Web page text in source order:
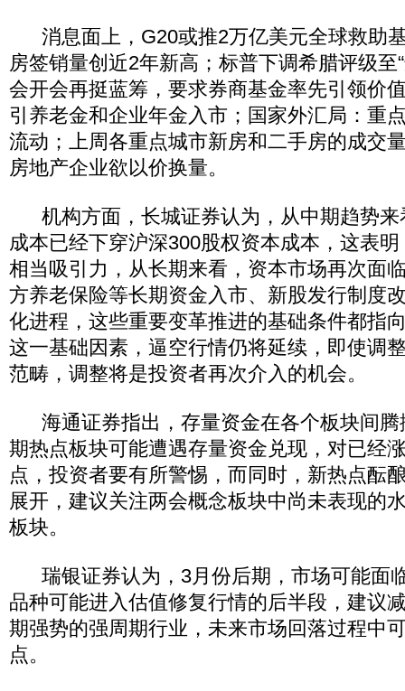
消息面上，G20或推2万亿美元全球救助
房签销量创近2年新高；标普下调希腊评级至
会开会再挺蓝筹，要求券商基金率先引领价
引养老金和企业年金入市；国家外汇局：重
流动；上周各重点城市新房和二手房的成交
房地产企业欲以价换量。
机构方面，长城证券认为，从中期趋势来
成本已经下穿沪深300股权资本成本，这表
相当吸引力，从长期来看，资本市场再次面
方养老保险等长期资金入市、新股发行制度
化进程，这些重要变革推进的基础条件都指
这一基础因素，逼空行情仍将延续，即使调
范畴，调整将是投资者再次介入的机会。
海通证券指出，存量资金在各个板块间腾
期热点板块可能遭遇存量资金兑现，对已经
点，投资者要有所警惕，而同时，新热点酝
展开，建议关注两会概念板块中尚未表现的
板块。
瑞银证券认为，3月份后期，市场可能面
品种可能进入估值修复行情的后半段，建议
期强势的强周期行业，未来市场回落过程中
点。